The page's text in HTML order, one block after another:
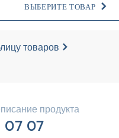
ВЫБЕРИТЕ ТОВАР
товаров
продукта
07 07